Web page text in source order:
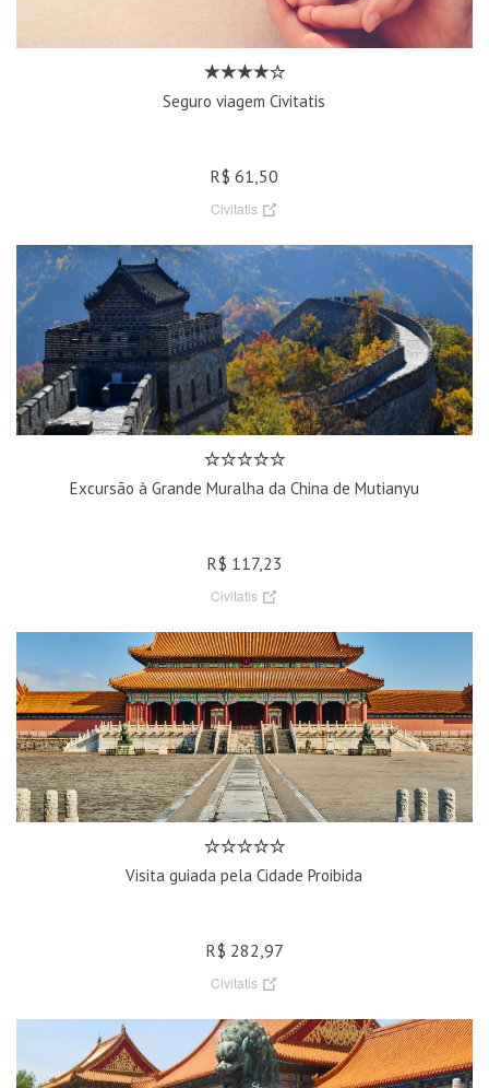
Seguro viagem Civitatis
R$ 61,50
Civitatis
Excursão à Grande Muralha da China de Mutianyu
R$ 117,23
Civitatis
Visita guiada pela Cidade Proibida
R$ 282,97
Civitatis